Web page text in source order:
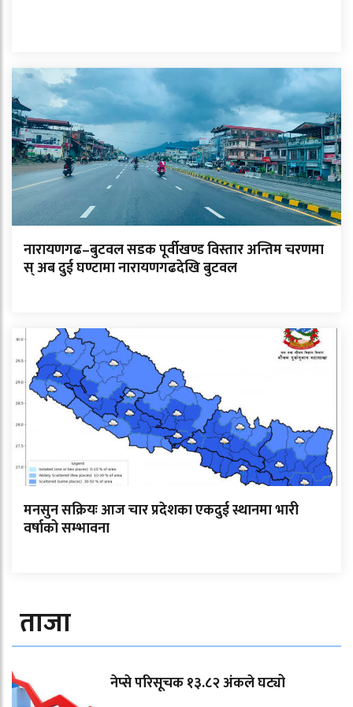
नारायणगढ–बुटवल सडक पूर्वीखण्ड विस्तार अन्तिम चरणमा
स् अब दुई घण्टामा नारायणगढदेखि बुटवल
मनसुन सक्रियः आज चार प्रदेशका एकदुई स्थानमा भारी
वर्षाको सम्भावना
ताजा
नेप्से परिसूचक १३.८२ अंकले घट्यो